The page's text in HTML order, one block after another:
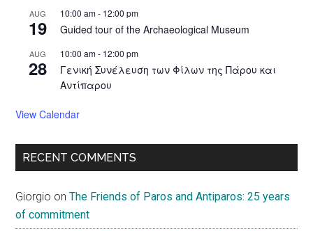
AUG
19
10:00 am- 12:00 pm
Guided tour of the Archaeological Museum
AUG
28
10:00 am- 12:00 pm
Γενική Συνέλευση των Φίλων της Πάρου και
Αντίπαρου
View Calendar
RECENT COMMENTS
Giorgio onThe Friends of Paros and Antiparos: 25 years
of commitment